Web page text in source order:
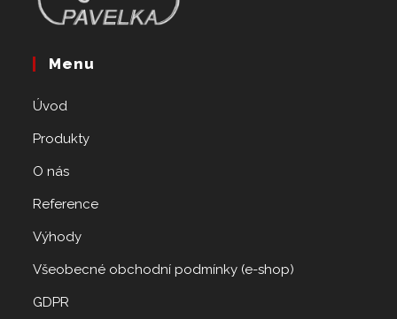
Menu
Úvod
Produkty
O nás
Reference
Výhody
Všeobecné obchodní podmínky (e-shop)
GDPR